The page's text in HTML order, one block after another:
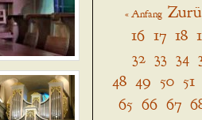
« Anfang
16 17 18
32 33 34
48 49 50 51
65 66 67